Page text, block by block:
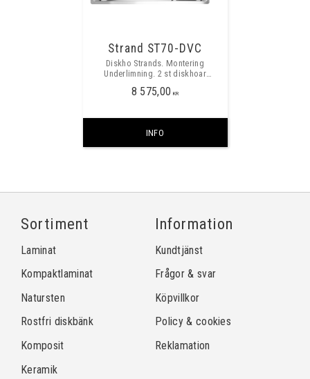
Strand ST70-DVC
Diskho Strands. Montering
Underlimning. 2 st diskhoar
med låg mellanvägg, radie 10mm i
8 575,00 KR
INFO
Sortiment
Laminat
Kompaktlaminat
Natursten
Rostfri diskbänk
Komposit
Keramik
Information
Kundtjänst
Frågor & svar
Köpvillkor
Policy & cookies
Reklamation